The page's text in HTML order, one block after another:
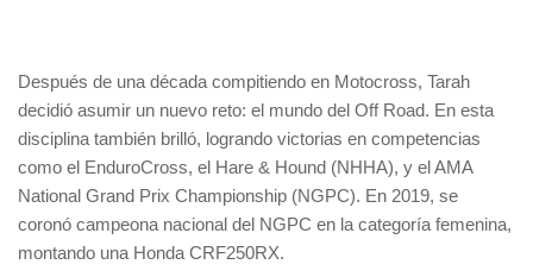
Después de una década compitiendo en Motocross, Tarah
decidió asumir un nuevo reto: el mundo del Off Road. En esta
disciplina también brilló, logrando victorias en competencias
como el EnduroCross, el Hare & Hound (NHHA), y el AMA
National Grand Prix Championship (NGPC). En 2019, se
coronó campeona nacional del NGPC en la categoría femenina,
montando una Honda CRF250RX.